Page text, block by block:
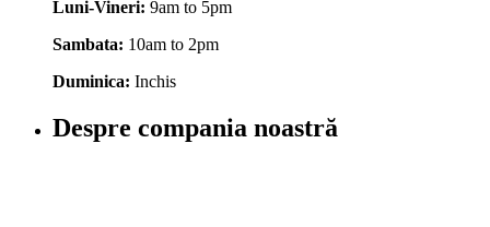
Luni-Vineri: 9am to 5pm
Sambata: 10am to 2pm
Duminica: Inchis
Despre compania noastră